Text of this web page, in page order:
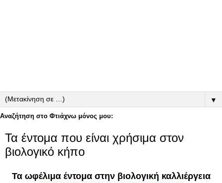
▼
Αναζήτηση στο Φτιάχνω μόνος μου:
Τα έντομα που είναι χρήσιμα στον
βιολογικό κήπο
Τα ωφέλιμα έντομα στην βιολογική καλλιέργεια